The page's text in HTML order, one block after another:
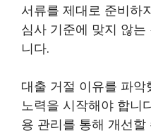
서류를 제대로 준비하
심사 기준에 맞지 않
니다.
대출 거절 이유를 파
노력을 시작해야 합니
용 관리를 통해 개선